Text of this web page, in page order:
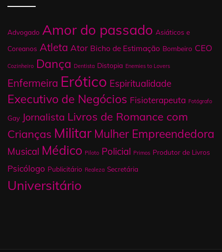
Advogado Amor do passado Asiáticos e
Coreanos Atleta Ator Bicho de Estimação Bombeiro CEO
Cozinheiro Dança Dentista Distopia Enemies to Lovers
Enfermeira Erótico Espiritualidade
Executivo de Negócios Fisioterapeuta Fotógrafo
Gay Jornalista Livros de Romance com
Crianças Militar Mulher Empreendedora
Musical Médico Piloto Policial Primos Produtor de Livros
Psicólogo Publicitário Realeza Secretária
Universitário